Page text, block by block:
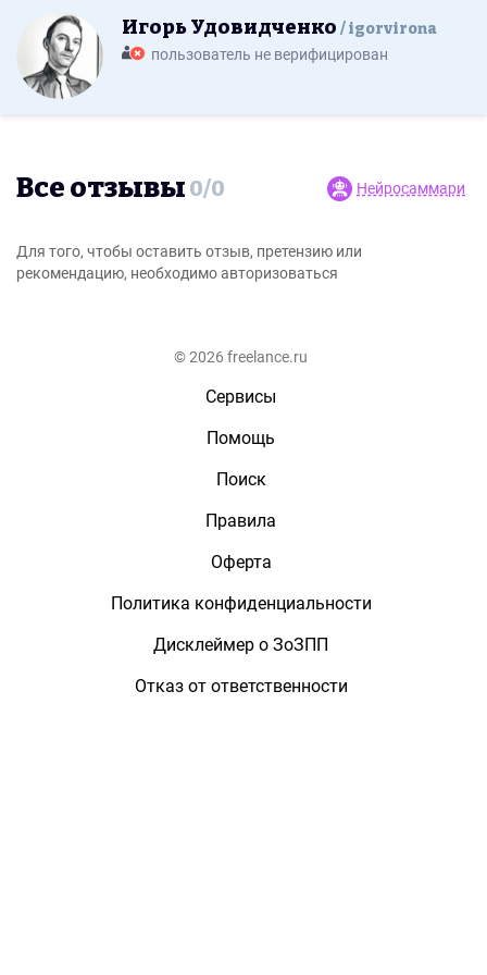
Игорь Удовидченко igorvirona
пользователь не верифицирован
Все отзывы 0/0 Нейросаммари
Для того, чтобы оставить отзыв, претензию или
рекомендацию, необходимо авторизоваться
© 2026 freelance.ru
Сервисы
Помощь
Поиск
Правила
Оферта
Политика конфиденциальности
Дисклеймер о ЗоЗПП
Отказ от ответственности